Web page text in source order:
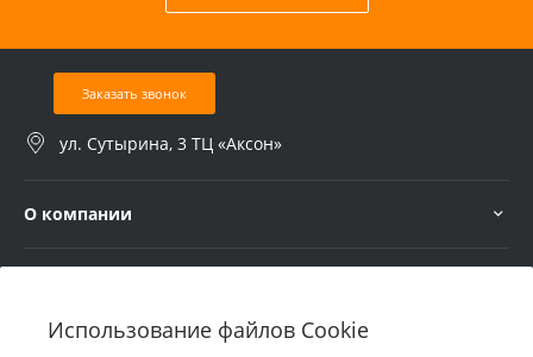
Использование файлов Cookie
Заказать звонок
ул. Сутырина, 3 ТЦ «Аксон»
О компании